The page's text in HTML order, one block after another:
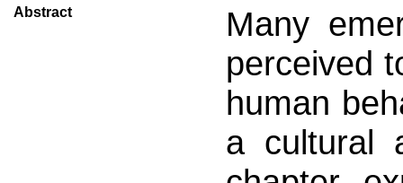
Abstract
Many
perceived
human
a cultural